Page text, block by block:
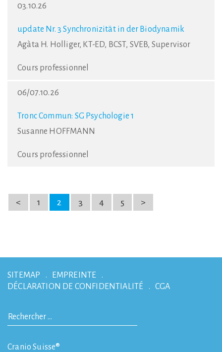
03.10.26
update Nr. 3 Synchronizität in der Biodynamik
Agàta H. Holliger, KT-ED, BCST, SVEB, Supervisor
Cours professionnel
06/07.10.26
Tronc Commun: SG Psychologie 1
Susanne HOFFMANN
Cours professionnel
< 1 2 3 4 5 >
SITEMAP
EMPREINTE
DÉCLARATION DE CONFIDENTIALITÉ
CGA
Cranio Suisse®